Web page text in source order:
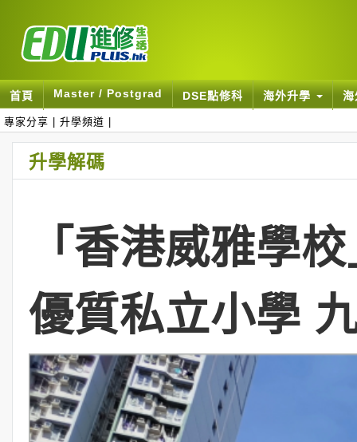
首頁 Master / Postgrad DSE點修科 海外升學
專家分享 升學頻道
升學解碼
「香港威雅學
優質私立小學